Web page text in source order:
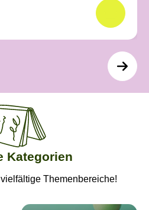
Kategorien
Themenbereiche!